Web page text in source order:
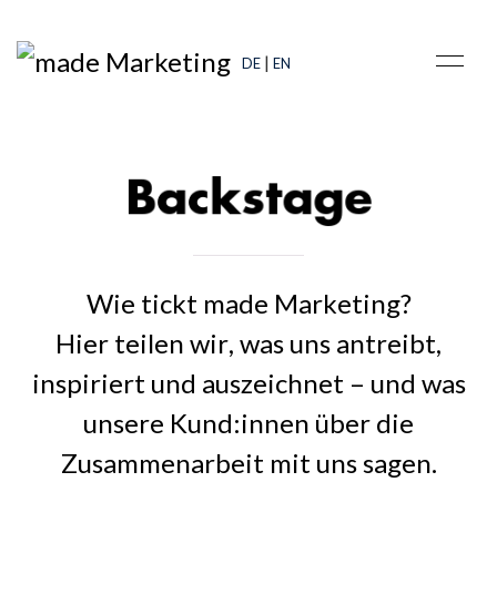
DE | EN
Backstage
Wie tickt made Marketing?
Hier teilen wir, was uns antreibt,
inspiriert und auszeichnet – und was
unsere Kund:innen über die
Zusammenarbeit mit uns sagen.